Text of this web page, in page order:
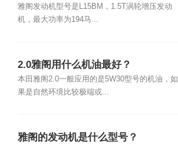
雅阁发动机型号是L15BM，1.5T涡轮增压发动
机，最大功率为194马...
2.0雅阁用什么机油最好？
本田雅阁2.0一般应用的是5W30型号的机油，如
果是自然环境比较极端或...
雅阁的发动机是什么型号？